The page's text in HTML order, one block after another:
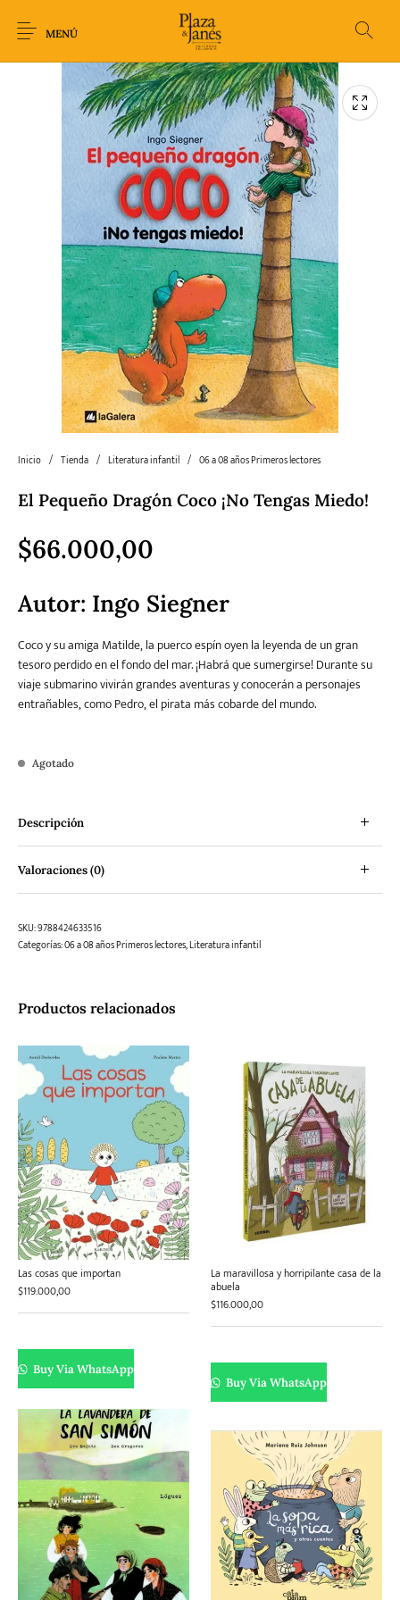
MENÚ
Arqueología Arte Biografía
Crimen Thriller Cuento
Fantasía Ficción Filosofía Gastronomía
Historia Horror
Humor gráfico-
Comic
Literatura infantil
Literatura juvenil
universal y Clásicos
Teatro Varios
Inicio / Tienda / Literatura infantil / 06 a 08 años Primeros lectores
El Pequeño Dragón Coco ¡No Tengas Miedo!
$66.000,00
Autor: Ingo Siegner
Coco y su amiga Matilde, la puerco espín oyen la leyenda de un gran
tesoro perdido en el fondo del mar. ¡Habrá que sumergirse! Durante su
viaje submarino vivirán grandes aventuras y conocerán a personajes
entrañables, como Pedro, el pirata más cobarde del mundo.
Agotado
Descripción
Valoraciones (0)
SKU:9788424633516
Categorías:06 a 08 años Primeros lectores,Literatura infantil
Productos relacionados
Las cosas que importan
$119.000,00
Buy Via WhatsApp
La maravillosa y horripilante casa de la
abuela
$116.000,00
Buy Via WhatsApp